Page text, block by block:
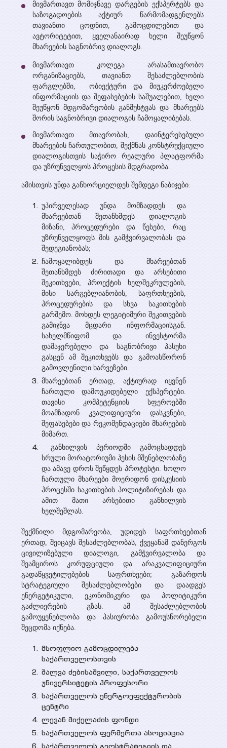
მივმართავთ მომიჯნავე დარგების ექსპერტებს და
საზოგადოების აქტიურ წარმომადგენლებს
თავიანთი ცოდნით, გამოცდილებით და
ავტორიტეტით, ყველანაირად ხელი შეუწყონ
მხარეების საგნობრივ დიალოგს.
მივმართავთ კოლეგა არასამთავრობო
ორგანიზაციებს, თავიანთ შესაძლებლობის
ფარგლებში, ობიექტური და მიუკერძოებელი
ინფორმაციის და შეფასებების საშუალებით, ხელი
შეუწყონ მდგომარეობის განმუხტვას და მხარეებს
შორის საგნობრივი დიალოგის ჩამოყალიბებას.
მივმართავთ მთავრობას, დაინტერესებული
მხარეების ჩართულობით, შექმნას კონსტრუქციული
დიალოგისთვის საჭირო რეალური პლატფორმა
და უზრუნველყოს პროცესის მდგრადობა.
ამისთვის უნდა განხორციელდეს შემდეგი ნაბიჯები:
უპირველესად უნდა მომზადდეს და
მხარეებთან შეთანხმდეს დიალოგის
მიზანი, პროცედურები და წესები, რაც
უზრუნველყოფს მის გამჭვირვალობას და
შედეგიანობას;
ჩამოყალიბდეს და მხარეებთან
შეთანხმდეს ძირითადი და არსებითი
შეკითხვები, პროექტის ხელშეკრულების,
მისი სარგებლიანობის, საფრთხეების,
პროცედურების და სხვა საკითხების
გარშემო. მოხდეს ლეგიტიმური შეკითვების
გამიჯნვა მცდარი ინფორმაციისგან.
სახელმწიფომ და ინვესტორმა
დამაჯერებელი და საგნობრივი პასუხი
გასცენ ამ შეკითხვებს და გამოასწორონ
გამოვლენილი ხარვეზები.
მხარეებთან ერთად, აქტიურად იყვნენ
ჩართული დამოუკიდებელი ექსპერტები.
თავისი კომპეტენციის სფეროებში
მოამზადონ კვალიფიციური დასკვნები,
შეფასებები და რეკომენდაციები მხარეების
მიმართ.
განხილვის პერიოდში გამოცხადდეს
სრული მორატორიუმი ჰესის მშენებლობაზე
და ამავე დროს შეწყდეს პროტესტი. ხოლო
ჩართული მხარეები მოერიდონ დისკუსიის
პროცესში საკითხების პოლიტიზირებას და
ამით მათი არსებითი განხილვის
ხელშეშლას.
შექმნილი მდგომარეობა, უდიდეს საფრთხეებთან
ერთად, შეიცავს შესაძლებლობას, ქვეყანამ დანერგოს
ცივილიზებული დიალოგი, გამჭვირვალობა და
შეამციროს კორუფციული და არაკვალიფიციური
გადაწყვეტილებების საფრთხეები; გაზარდოს
სტრატეგიული შესაძლებლობები და დაადგეს
ენერგეტიკული, ეკონომიკური და პოლიტიკური
გაძლიერების გზას. ამ შესაძლებლობის
გამოუყენებლობა და პასიურობა გამოუსწორებელი
შეცდომა იქნება.
მსოფლიო გამოცდილება
საქართველოსთვის
შალვა ძებისაშვილი, საქართველოს
უნივერსიტეტის პროფესორი
საქართველოს ენერგოეფექტურობის
ცენტრი
ლევან მიქელაძის ფონდი
საქართველოს ფერმერთა ასოციაცია
საქართველოს გეოსტრატეგიის და